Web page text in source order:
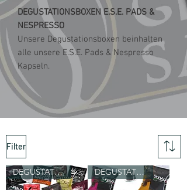
DEGUSTATIONSBOXEN E.S.E. PADS &
NESPRESSO
Unsere Degustationsboxen beinhalten
alle unsere E.S.E. Pads & Nespresso
Kapseln.
Filter
DEGUSTATIONSBOX DEGUSTATIONSBOX